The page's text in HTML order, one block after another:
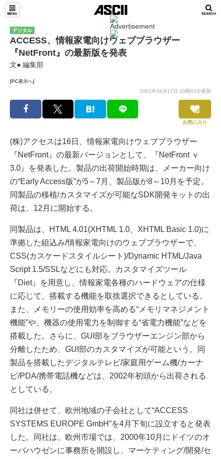
デジタル
ACCESS、情報家電向けウェブブラウザー
『NetFront』の最新版を発表
文● 編集部
[PC表示へ]
2001年04月17日 20時03分更新
お気に入り
(株)アクセスは16日、情報家電向けウェブブラウザー
『NetFront』の最新バージョンとして、『NetFront ｖ
3.0』を発表した。製品の出荷開始時期は、メーカー向け
の“Early Access版”が5～7月、製品版が8～10月を予定。
同製品の移植/カスタマイズが可能なSDK開発キットの出
荷は、12月に開始する。
同製品は、HTML 4.01(XHTML 1.0、XHTML Basic 1.0)に
準拠した組込み/情報家電向けのウェブブラウザーで、
CSS(カスケードスタイルシート)/Dynamic HTML/Java
Script 1.5/SSLなどにも対応。カスタマイズツール
『Diet』を用意し、情報家電各種のハードウェアの仕様
に応じて、搭載する機能を取捨選択できるとしている。
また、メモリーの使用効率を高める“メモリマネジメント
機能”や、機器の使用電力を制御する“省電力機能”などを
搭載した。さらに、GUI部をブラウザーエンジン部から
分離したため、GUI部のカスタマイズが可能という。同
製品を搭載したデジタルテレビ/家庭用ゲーム機/カーナ
ビ/PDA/携帯電話機などは、2002年初頭から出荷される
としている。
同社は併せて、欧州地域の子会社として“ACCESS
SYSTEMS EUROPE GmbH”を4月下旬に設立すると発表
した。同社は、欧州市場では、2000年10月にドイツのオ
ーバハウゼンに事務所を開設し、マーケティング/開発/セ